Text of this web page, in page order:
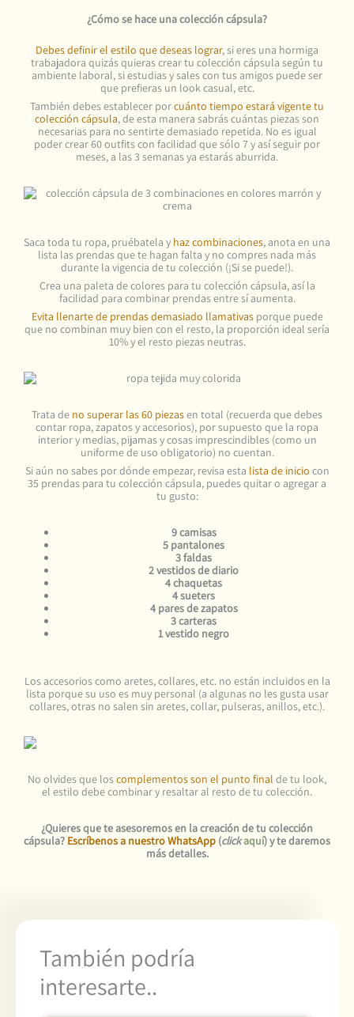
¿Cómo se hace una colección cápsula?
Debes definir el estilo que deseas lograr, si eres una hormiga
trabajadora quizás quieras crear tu colección cápsula según tu
ambiente laboral, si estudias y sales con tus amigos puede ser
que prefieras un look casual, etc.
También debes establecer porcuánto tiempo estará vigente tu
colección cápsula, de esta manera sabrás cuántas piezas son
necesarias para no sentirte demasiado repetida. No es igual
poder crear 60 outfits con facilidad que sólo 7 y así seguir por
meses, a las 3 semanas ya estarás aburrida.
Saca toda tu ropa, pruébatela y haz combinaciones, anota en una
lista las prendas que te hagan falta y no compres nada más
durante la vigencia de tu colección (¡Si se puede!).
Crea una paleta de colores para tu colección cápsula, así la
facilidad para combinar prendas entre sí aumenta.
Evita llenarte de prendas demasiado llamativasporque puede
que no combinan muy bien con el resto, la proporción ideal sería
10% y el resto piezas neutras.
Trata de no superar las 60 piezasen total (recuerda que debes
contar ropa, zapatos y accesorios), por supuesto que la ropa
interior y medias, pijamas y cosas imprescindibles (como un
uniforme de uso obligatorio) no cuentan.
Si aún no sabes por dónde empezar, revisa esta lista de inicio con
35 prendas para tu colección cápsula, puedes quitar o agregar a
tu gusto:
9 camisas
5 pantalones
3 faldas
2 vestidos de diario
4 chaquetas
4 sueters
4 pares de zapatos
3 carteras
1 vestido negro
Los accesorios como aretes, collares, etc. no están incluidos en la
lista porque su uso es muy personal (a algunas no les gusta usar
collares, otras no salen sin aretes, collar, pulseras, anillos, etc.).
No olvides que loscomplementos son el punto final de tu look,
el estilo debe combinar y resaltar al resto de tu colección.
¿Quieres que te asesoremos en la creación de tu colección
cápsula? Escríbenos a nuestro WhatsApp (clickaquí) y te daremos
más detalles.
También podría
interesarte..